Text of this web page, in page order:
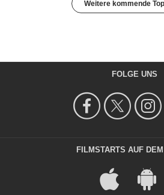
Weitere kommende
FOLGE UNS
FILMSTARTS AUF